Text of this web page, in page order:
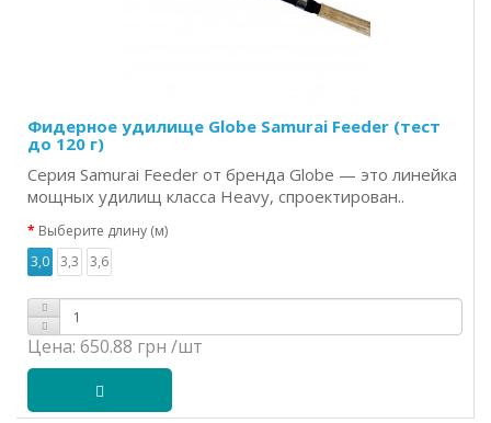
Фидерное удилище Globe Samurai Feeder (тест
до 120 г)
Серия Samurai Feeder от бренда Globe — это линейка
мощных удилищ класса Heavy, спроектирован..
Выберите длину (м)
3,0 3,3 3,6
Цена: 650.88 грн /шт